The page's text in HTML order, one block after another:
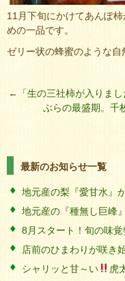
11月下旬にかけてあんぽ
めの一品です。
ゼリー状の蜂蜜のような自
←「生の三社柿が入りまし
ぶらの最盛期。千
最新のお知らせ一覧
地元産の梨『愛甘水』
地元産の『種無し巨峰
8月スタート！旬の味
店前のひまわりが咲き
シャリッと甘～い
虎